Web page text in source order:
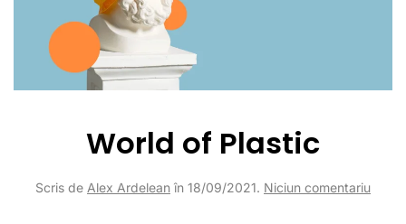
World of Plastic
Scris de Alex Ardelean în 18/09/2021. Niciun comentariula